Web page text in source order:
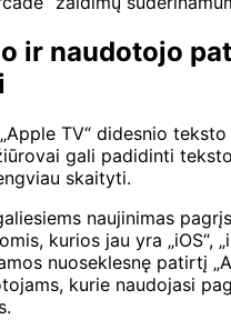
ir naudotojo
TV“ didesnio
gali padidinti
skaityti.
naujinimas
kurios jau yra „iOS“,
nuoseklesnę patirtį
kurie naudojasi